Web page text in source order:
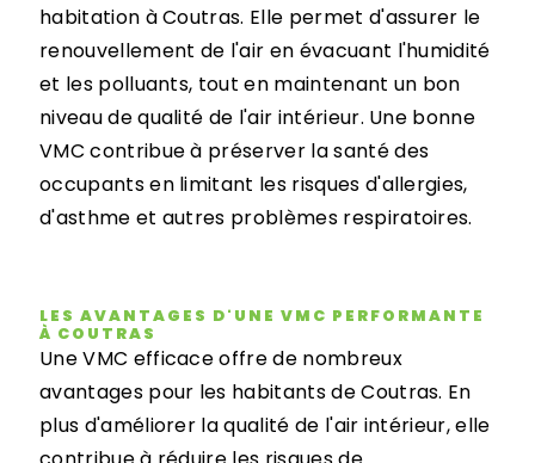
habitation à Coutras. Elle permet d'assurer le
renouvellement de l'air en évacuant l'humidité
et les polluants, tout en maintenant un bon
niveau de qualité de l'air intérieur. Une bonne
VMC contribue à préserver la santé des
occupants en limitant les risques d'allergies,
d'asthme et autres problèmes respiratoires.
LES AVANTAGES D'UNE VMC PERFORMANTE
À COUTRAS
Une VMC efficace offre de nombreux
avantages pour les habitants de Coutras. En
plus d'améliorer la qualité de l'air intérieur, elle